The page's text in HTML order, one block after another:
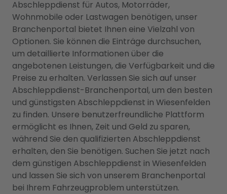
Abschleppdienst für Autos, Motorräder,
Wohnmobile oder Lastwagen benötigen, unser
Branchenportal bietet Ihnen eine Vielzahl von
Optionen. Sie können die Einträge durchsuchen,
um detaillierte Informationen über die
angebotenen Leistungen, die Verfügbarkeit und die
Preise zu erhalten. Verlassen Sie sich auf unser
Abschleppdienst-Branchenportal, um den besten
und günstigsten Abschleppdienst in Wiesenfelden
zu finden. Unsere benutzerfreundliche Plattform
ermöglicht es Ihnen, Zeit und Geld zu sparen,
während Sie den qualifizierten Abschleppdienst
erhalten, den Sie benötigen. Suchen Sie jetzt nach
dem günstigen Abschleppdienst in Wiesenfelden
und lassen Sie sich von unserem Branchenportal
bei Ihrem Fahrzeugproblem unterstützen.